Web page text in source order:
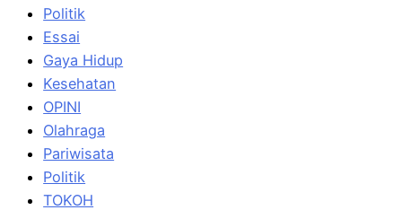
Politik
Essai
Gaya Hidup
Kesehatan
OPINI
Olahraga
Pariwisata
Politik
TOKOH